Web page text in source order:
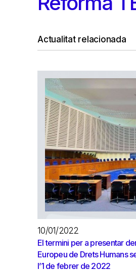
Actualitat relacionada
10/01/2022
El termini per a presentar
Europeu de Drets Humans
l’1 de febrer de 2022